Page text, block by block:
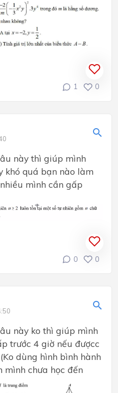
1 0
này thì giúp mình
khó quá bạn nào làm
mình cần gấp
0 0
này ko thì giúp mình
trước 4 giờ nếu đượcc
dùng hình bình hành
mình chưa học đến